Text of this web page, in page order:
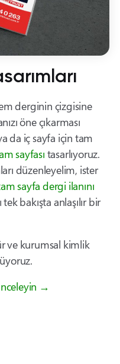
derginin çizgisine
öne çıkarması
da iç sayfa için tam
sayfası tasarlıyoruz.
düzenleyelim, ister
sayfa dergi ilanını
tek bakışta anlaşılır bir
ve kurumsal kimlik
→